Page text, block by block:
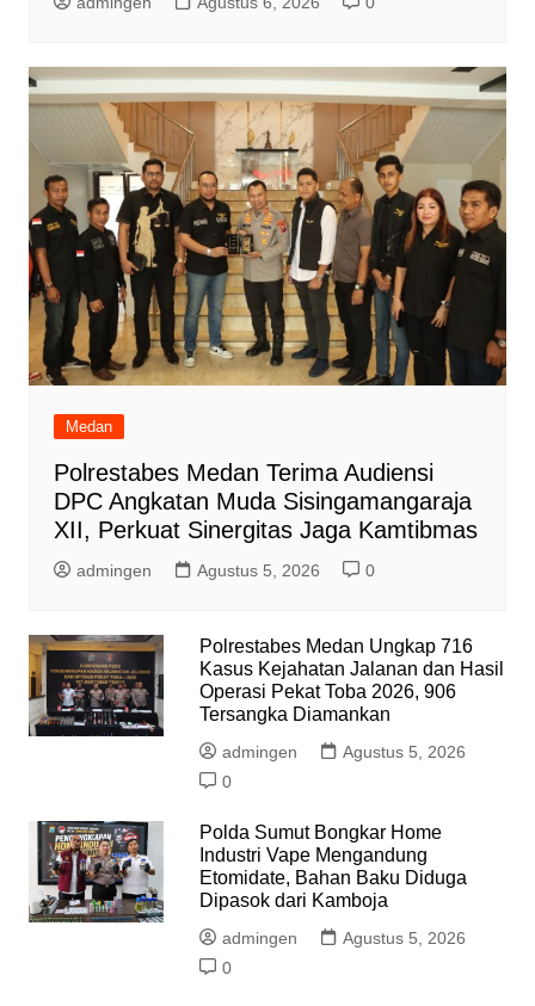
Medan
Polrestabes Medan Terima Audiensi
DPC Angkatan Muda Sisingamangaraja
XII, Perkuat Sinergitas Jaga Kamtibmas
admingen Agustus 5, 2026 0
Polrestabes Medan Ungkap 716
Kasus Kejahatan Jalanan dan Hasil
Operasi Pekat Toba 2026, 906
Tersangka Diamankan
admingen
Agustus 5, 2026
0
Polda Sumut Bongkar Home
Industri Vape Mengandung
Etomidate, Bahan Baku Diduga
Dipasok dari Kamboja
admingen
Agustus 5, 2026
0